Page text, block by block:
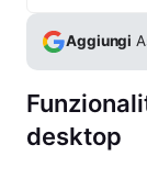
Aggiungi
desktop